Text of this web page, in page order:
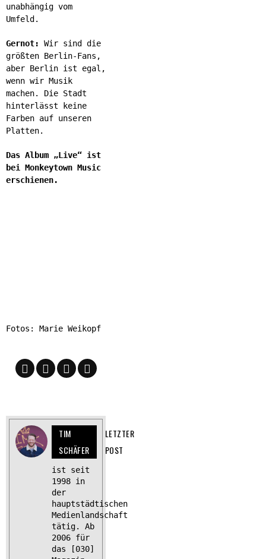
unabhängig vom
Umfeld.
Gernot:
Wir sind die
größten Berlin-Fans,
aber Berlin ist egal,
wenn wir Musik
machen. Die Stadt
hinterlässt keine
Farben auf unseren
Platten.
Das Album „Live“ ist
bei Monkeytown Music
erschienen.
Fotos: Marie Weikopf
TIM
SCHÄFER
LETZTER
POST
ist seit
1998 in
der
hauptstädtischen
Medienlandschaft
tätig. Ab
2006 für
das [030]